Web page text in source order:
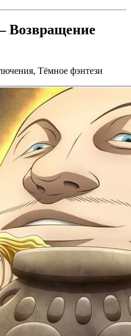
Возвращение
Тёмное фэнтези